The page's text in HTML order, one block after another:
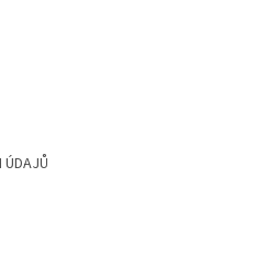
ÚDAJŮ